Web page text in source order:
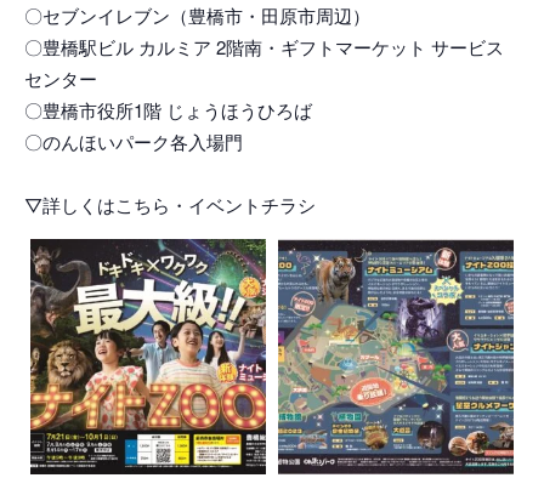
〇セブンイレブン（豊橋市・田原市周辺）
〇豊橋駅ビル カルミア 2階南・ギフトマーケット サービス
センター
〇豊橋市役所1階 じょうほうひろば
〇のんほいパーク各入場門
▽詳しくはこちら・イベントチラシ